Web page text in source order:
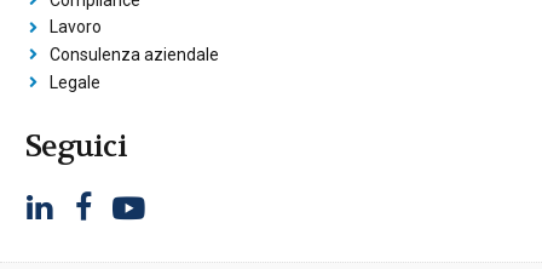
Lavoro
Consulenza aziendale
Legale
Seguici